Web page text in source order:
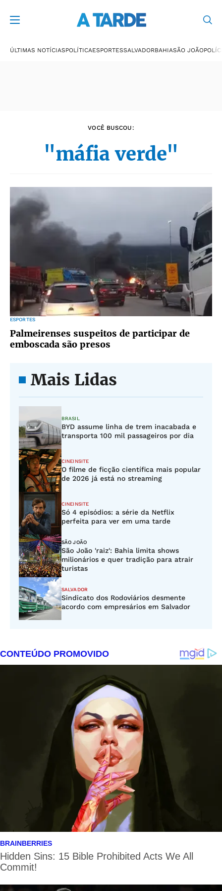
ÚLTIMAS NOTÍCIASPOLÍTICAESPORTESSALVADORBAHIASÃO JOÃO
VOCÊ BUSCOU:
"máfia verde"
ESPORTES
Palmeirenses suspeitos de participar de
emboscada são presos
Mais Lidas
BRASIL
BYD assume linha de trem inacabada e
transporta 100 mil passageiros por dia
CINEINSITE
O filme de ficção científica mais popular
de 2026 já está no streaming
CINEINSITE
Só 4 episódios: a série da Netflix
perfeita para ver em uma tarde
SÃO JOÃO
São João 'raiz': Bahia limita shows
milionários e quer tradição para atrair
turistas
SALVADOR
Sindicato dos Rodoviários desmente
acordo com empresários em Salvador